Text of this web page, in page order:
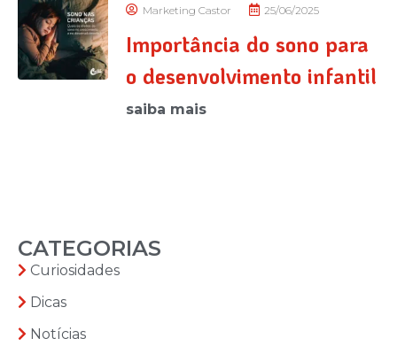
Marketing Castor 25/06/2025
Importância do sono para
o desenvolvimento infantil
saiba mais
CATEGORIAS
Curiosidades
Dicas
Notícias